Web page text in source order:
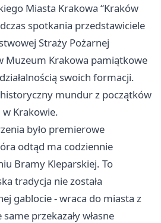
Miasta Krakowa “Kraków
spotkania przedstawiciele
Straży Pożarnej
Muzeum Krakowa pamiątkowe
swoich formacji.
historyczny mundur z początków
w Krakowie.
było premierowe
odtąd ma codziennie
Bramy Kleparskiej. To
tradycja nie została
gablocie - wraca do miasta z
przekazały własne